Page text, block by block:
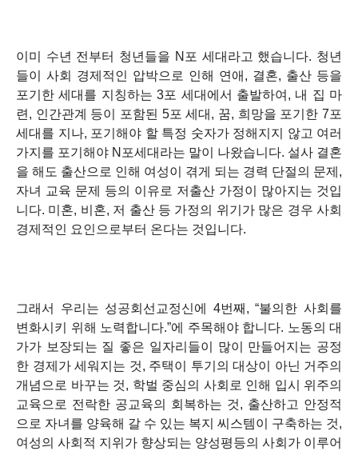
이미 수년 전부터 청년들을 N포 세대라고 했습니다. 청년
들이 사회 경제적인 압박으로 인해 연애, 결혼, 출산 등을
포기한 세대를 지칭하는 3포 세대에서 출발하여, 내 집 마
련, 인간관계 등이 포함된 5포 세대, 꿈, 희망을 포기한 7포
세대를 지나, 포기해야 할 특정 숫자가 정해지지 않고 여러
가지를 포기해야 N포세대라는 말이 나왔습니다. 설사 결혼
을 해도 출산으로 인해 여성이 겪게 되는 경력 단절의 문제,
자녀 교육 문제 등의 이유로 저출산 가정이 많아지는 것입
니다. 미혼, 비혼, 저 출산 등 가정의 위기가 많은 경우 사회
경제적인 요인으로부터 온다는 것입니다.
그래서 우리는 성공회선교정신에 4번째,“불의한 사회를
변화시키 위해 노력합니다.”에 주목해야 합니다. 노동의 대
가가 보장되는 질 좋은 일자리들이 많이 만들어지는 공정
한 경제가 세워지는 것, 주택이 투기의 대상이 아닌 거주의
개념으로 바꾸는 것, 학벌 중심의 사회로 인해 입시 위주의
교육으로 전락한 공교육의 회복하는 것, 출산하고 안정적
으로 자녀를 양육해 갈 수 있는 복지 씨스템이 구축하는 것,
여성의 사회적 지위가 향상되는 양성평등의 사회가 이루어